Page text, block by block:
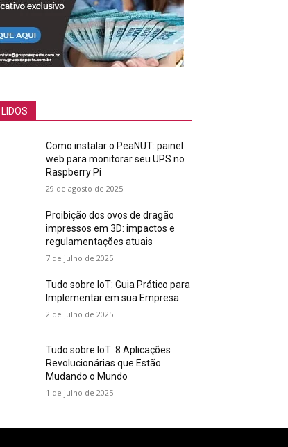
Como instalar o PeaNUT: painel
web para monitorar seu UPS no
Raspberry Pi
29 de agosto de 2025
Proibição dos ovos de dragão
impressos em 3D: impactos e
regulamentações atuais
7 de julho de 2025
Tudo sobre IoT: Guia Prático para
Implementar em sua Empresa
2 de julho de 2025
Tudo sobre IoT: 8 Aplicações
Revolucionárias que Estão
Mudando o Mundo
1 de julho de 2025